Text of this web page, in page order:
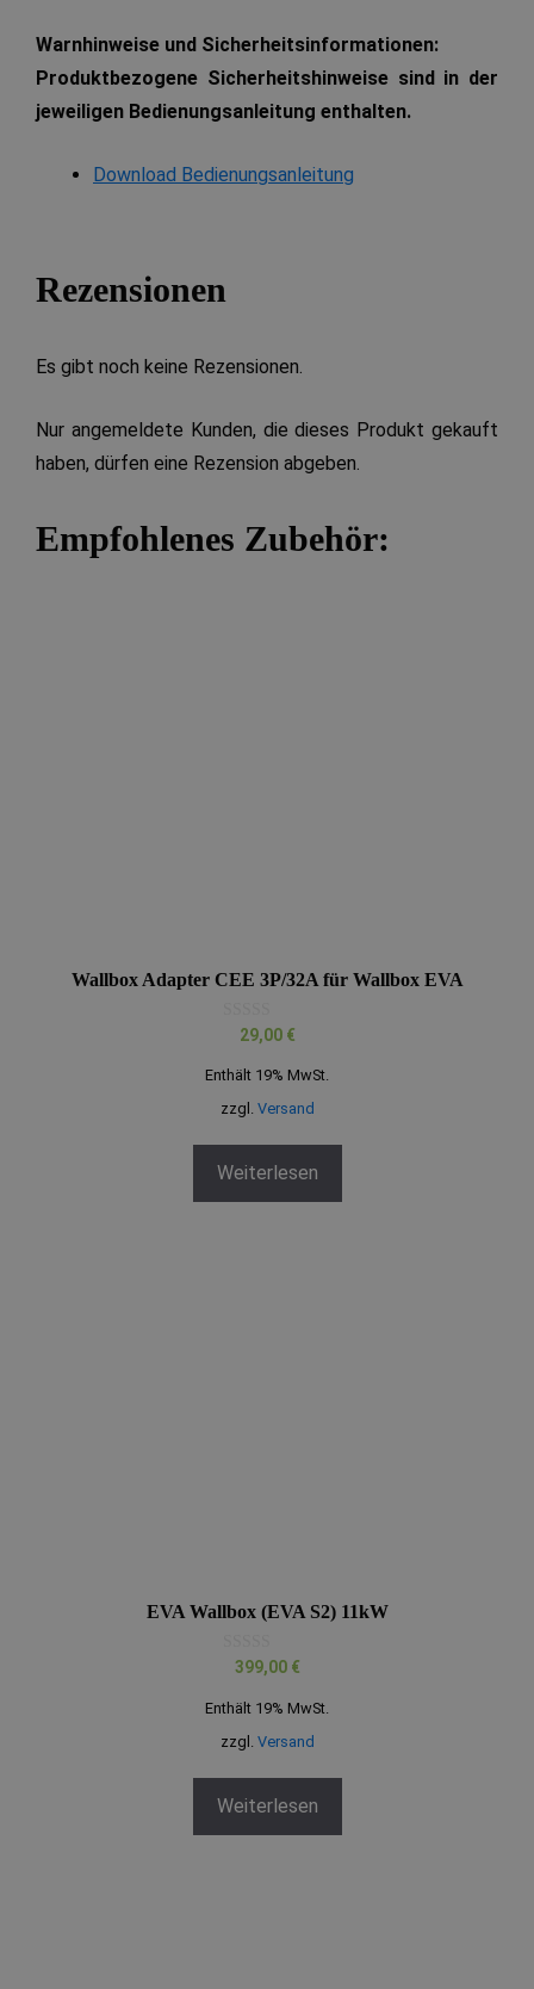
Warnhinweise und Sicherheitsinformationen:
Produktbezogene Sicherheitshinweise sind in der
jeweiligen Bedienungsanleitung enthalten.
Download Bedienungsanleitung
Rezensionen
Es gibt noch keine Rezensionen.
Nur angemeldete Kunden, die dieses Produkt gekauft
haben, dürfen eine Rezension abgeben.
Empfohlenes Zubehör:
Wallbox Adapter CEE 3P/32A für Wallbox EVA
o
n
29,00 €
Enthält 19% MwSt.
zzgl. Versand
Weiterlesen
EVA Wallbox (EVA S2) 11kW
n
399,00 €
Enthält 19% MwSt.
zzgl. Versand
Weiterlesen